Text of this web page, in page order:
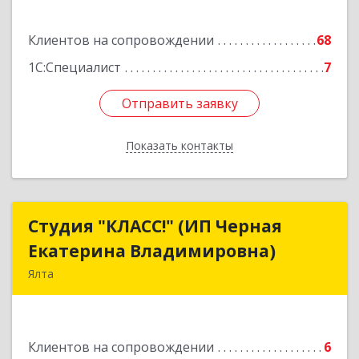
Клиентов на сопровождении
68
1С:Специалист
7
Отправить заявку
Показать контакты
Подробнее
Отправить заявку
Назад
Студия "КЛАСС!" (ИП Черная
Екатерина Владимировна)
Ялта
Клиентов на сопровождении 6
Студия "КЛАСС!" (ИП Черная
Екатерина Владимировна)